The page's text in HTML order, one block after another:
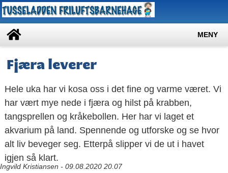
MENY
Fjæra leverer
Hele uka har vi kosa oss i det fine og varme været. Vi
har vært mye nede i fjæra og hilst på krabben,
tangsprellen og kråkebollen. Her har vi laget et
akvarium på land. Spennende og utforske og se hvor
alt liv beveger seg. Etterpå slipper vi de ut i havet
igjen så klart.
Ingvild Kristiansen - 09.08.2020 20.07